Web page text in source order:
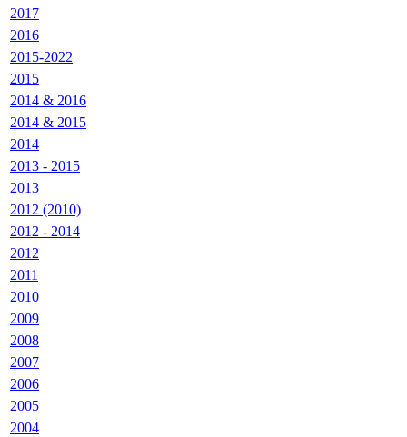
2017
2016
2015-2022
2015
2014 & 2016
2014 & 2015
2014
2013 - 2015
2013
2012 (2010)
2012 - 2014
2012
2011
2010
2009
2008
2007
2006
2005
2004